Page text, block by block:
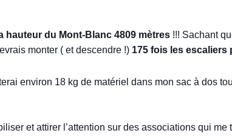
hauteur du Mont-Blanc 4809 mètres !!! Sachant
monter ( et descendre !) 175 fois les escaliers
environ 18 kg de matériel dans mon sac à dos
et attirer l’attention sur des associations qui